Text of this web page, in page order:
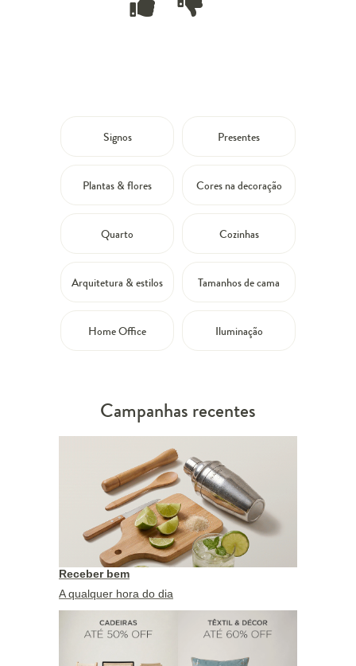
Signos Presentes
Plantas & flores Cores na decoração
Quarto Cozinhas
Arquitetura & estilos Tamanhos de cama
Home Office Iluminação
Campanhas recentes
Receber bem
A qualquer hora do dia